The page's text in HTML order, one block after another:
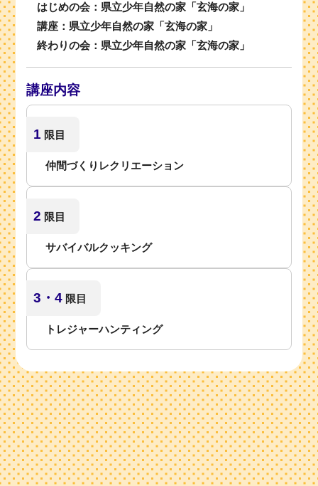
はじめの会：県立少年自然の家「玄海の家」
講座：県立少年自然の家「玄海の家」
終わりの会：県立少年自然の家「玄海の家」
講座内容
1 限目
仲間づくりレクリエーション
2 限目
サバイバルクッキング
3・4 限目
トレジャーハンティング